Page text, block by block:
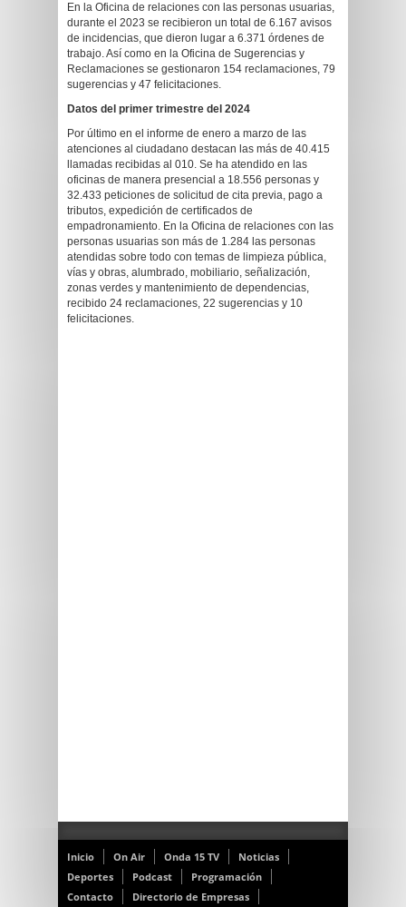
En la Oficina de relaciones con las personas usuarias,
durante el 2023 se recibieron un total de 6.167 avisos
de incidencias, que dieron lugar a 6.371 órdenes de
trabajo. Así como en la Oficina de Sugerencias y
Reclamaciones se gestionaron 154 reclamaciones, 79
sugerencias y 47 felicitaciones.
Datos del primer trimestre del 2024
Por último en el informe de enero a marzo de las
atenciones al ciudadano destacan las más de 40.415
llamadas recibidas al 010. Se ha atendido en las
oficinas de manera presencial a 18.556 personas y
32.433 peticiones de solicitud de cita previa, pago a
tributos, expedición de certificados de
empadronamiento. En la Oficina de relaciones con las
personas usuarias son más de 1.284 las personas
atendidas sobre todo con temas de limpieza pública,
vías y obras, alumbrado, mobiliario, señalización,
zonas verdes y mantenimiento de dependencias,
recibido 24 reclamaciones, 22 sugerencias y 10
felicitaciones.
Inicio On Air Onda 15 TV
Noticias
Deportes
Podcast
Programación
Contacto
Directorio de Empresas